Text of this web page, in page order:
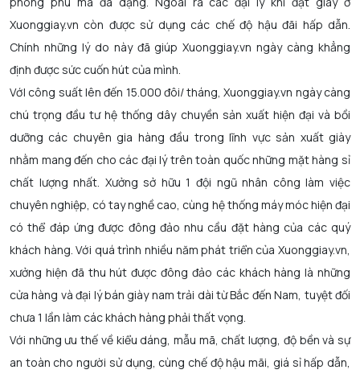
Xuonggiay.vn còn được sử dụng các chế độ hậu đãi hấp dẫn.
Chính những lý do này đã giúp Xuonggiay.vn ngày càng khẳng
định được sức cuốn hút của mình.
VớI công suất lên đến 15.000 đôi/ tháng, Xuonggiay.vn ngày càng
chú trọng đầu tư hệ thống dây chuyền sản xuất hiện đại và bồi
dưỡng các chuyên gia hàng đầu trong lĩnh vực sản xuất giày
nhằm mang đến cho các đại lý trên toàn quốc những mặt hàng sỉ
chất lượng nhất. Xưởng sở hữu 1 đội ngũ nhân công làm việc
chuyên nghiệp, có tay nghề cao, cùng hệ thống máy móc hiện đại
có thể đáp ứng được đông đảo nhu cầu đặt hàng của các quý
khách hàng. Với quá trình nhiều năm phát triển của Xuonggiay.vn,
xưởng hiện đã thu hút được đông đảo các khách hàng là những
cửa hàng và đại lý bán giày nam trải dài từ Bắc đến Nam, tuyệt đối
chưa 1 lần làm các khách hàng phải thất vọng.
Với những ưu thế về kiểu dáng, mẫu mã, chất lượng, độ bền và sự
an toàn cho người sử dụng, cùng chế độ hậu mãi, giá sỉ hấp dẫn,